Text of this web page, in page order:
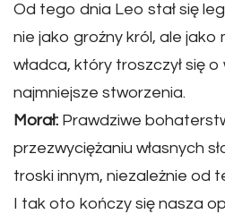
Od tego dnia Leo stał się
nie jako groźny król, ale jako
władca, który troszczył się
najmniejsze stworzenia.
Morał: Prawdziwe
przezwyciężaniu własnych
troski innym, niezależnie od
I tak oto kończy się nasza